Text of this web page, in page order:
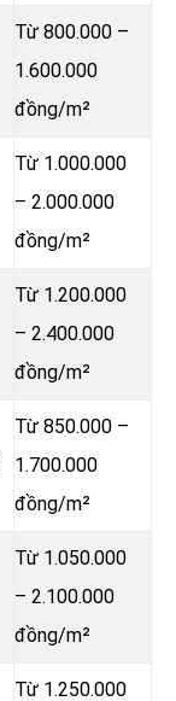
Từ 800.000 –
1.600.000
đồng/m²
Từ 1.000.000
– 2.000.000
đồng/m²
Từ 1.200.000
– 2.400.000
đồng/m²
Từ 850.000 –
1.700.000
đồng/m²
Từ 1.050.000
– 2.100.000
đồng/m²
Từ 1.250.000